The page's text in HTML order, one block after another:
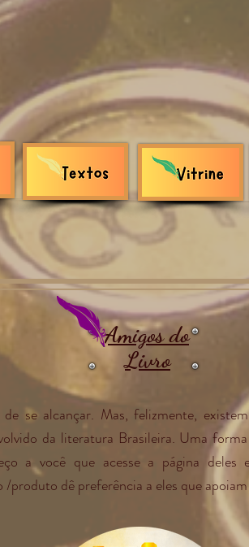
Amigos do
Livro
alcançar. Mas, felizmente, existem
da literatura Brasileira. Uma
a você que acesse a página
produto dê preferência a eles que